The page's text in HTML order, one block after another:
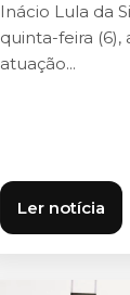
Inácio Lula da
quinta-feira (6),
atuação...
Ler notícia